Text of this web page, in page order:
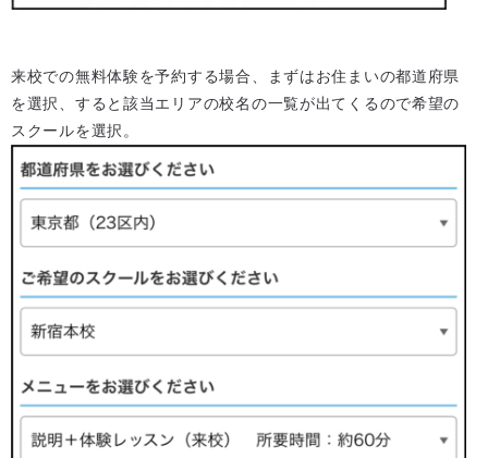
来校での無料体験を予約する場合、まずはお住まいの都道府県
を選択、すると該当エリアの校名の一覧が出てくるので希望の
スクールを選択。